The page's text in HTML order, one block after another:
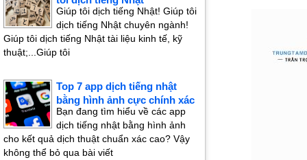
Giúp tôi dịch tiếng Nhật! Giúp tôi
dịch tiếng Nhật chuyên ngành!
Giúp tôi dịch tiếng Nhật tài liệu kinh tế, kỹ
thuật;...Giúp tôi
Top 7 app dịch tiếng nhật
bằng hình ảnh cực chính xác
Bạn đang tìm hiểu về các app
dịch tiếng nhật bằng hình ảnh
cho kết quả dịch thuật chuẩn xác cao? Vậy
không thể bỏ qua bài viết